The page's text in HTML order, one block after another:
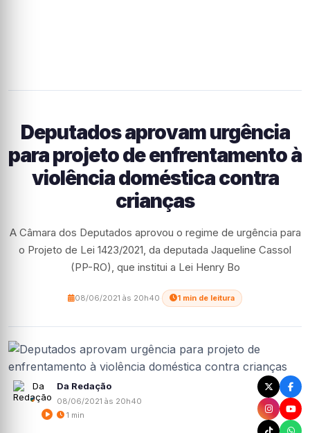
Deputados aprovam urgência
para projeto de enfrentamento à
violência doméstica contra
crianças
A Câmara dos Deputados aprovou o regime de urgência para
o Projeto de Lei 1423/2021, da deputada Jaqueline Cassol
(PP-RO), que institui a Lei Henry Bo
08/06/2021 às 20h40 1 min de leitura
Da Redação
08/06/2021 às 20h40
1 min